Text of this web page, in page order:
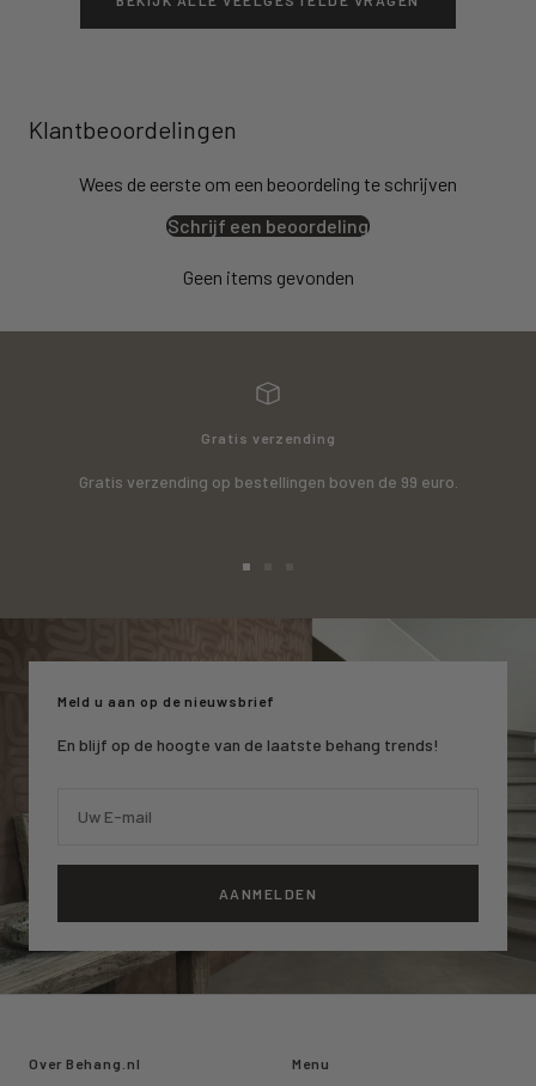
Klantbeoordelingen
Wees de eerste om een beoordeling te schrijven
Schrijf een beoordeling
Geen items gevonden
Gratis verzending
Gratis verzending op bestellingen boven de 99 euro.
1
2
slide
3
Meld u aan op de nieuwsbrief
En blijf op de hoogte van de laatste behang trends!
Uw E-mail
AANMELDEN
Over Behang.nl Menu